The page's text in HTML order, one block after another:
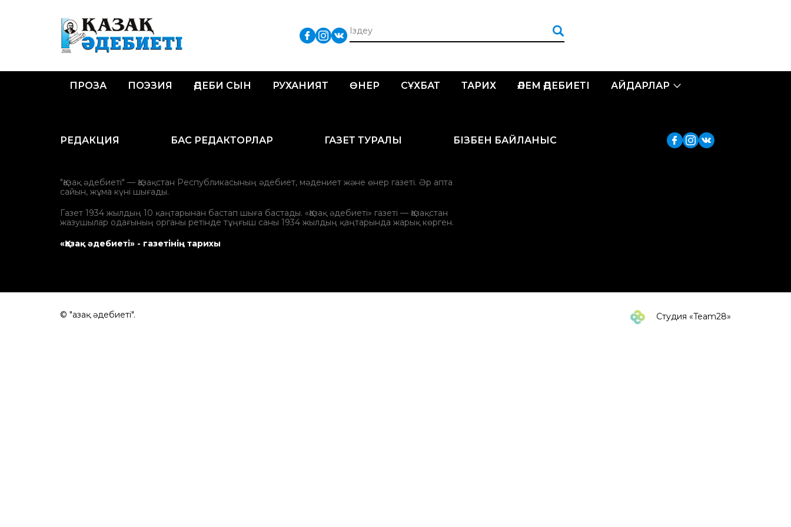
ПРОЗА ПОЭЗИЯ ӘДЕБИ СЫН РУХАНИЯТ ӨНЕР СҰХБАТ ТАРИХ ӘЛЕМ ӘДЕБИЕТІ АЙДАРЛАР
РЕДАКЦИЯ БАС РЕДАКТОРЛАР ГАЗЕТ ТУРАЛЫ БІЗБЕН БАЙЛАНЫС
"Қазақ әдебиеті" — Қазақстан Республикасының әдебиет, мәдениет және өнер газеті. Әр апта
сайын, жұма күні шығады.
Газет 1934 жылдың 10 қаңтарынан бастап шыға бастады. «Қазақ әдебиеті» газеті — Қазақстан
жазушылар одағының органы ретінде тұңғыш саны 1934 жылдың қаңтарында жарық көрген.
«Қазақ әдебиеті» - газетінің тарихы
© "Қазақ әдебиеті". Студия «Team28»